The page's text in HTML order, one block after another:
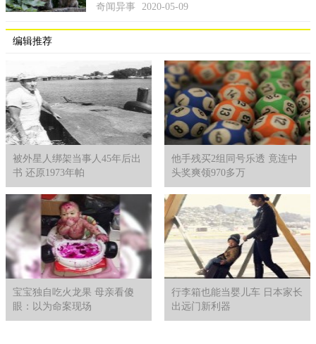
奇闻异事 2020-05-09
编辑推荐
被外星人绑架当事人45年后出
书 还原1973年帕
他手残买2组同号乐透 竟连中
头奖爽领970多万
宝宝独自吃火龙果 母亲看傻
眼：以为命案现场
行李箱也能当婴儿车 日本家长
出远门新利器